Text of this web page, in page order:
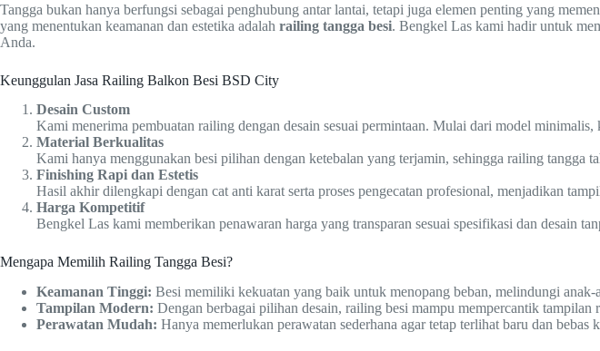
Tangga bukan hanya berfungsi sebagai penghubung antar lantai, tetapi juga elemen penting yang
yang menentukan keamanan dan estetika adalah railing tangga besi. Bengkel Las kami hadir untuk
Anda.
Keunggulan Jasa Railing Balkon Besi BSD City
Desain Custom
Kami menerima pembuatan railing dengan desain sesuai permintaan. Mulai dari model
Material Berkualitas
Kami hanya menggunakan besi pilihan dengan ketebalan yang terjamin, sehingga railing tangga
Finishing Rapi dan Estetis
Hasil akhir dilengkapi dengan cat anti karat serta proses pengecatan profesional, menjadikan
Harga Kompetitif
Bengkel Las kami memberikan penawaran harga yang transparan sesuai spesifikasi dan desain
Mengapa Memilih Railing Tangga Besi?
Keamanan Tinggi: Besi memiliki kekuatan yang baik untuk menopang beban, melindungi anak-
Tampilan Modern: Dengan berbagai pilihan desain, railing besi mampu mempercantik tampilan
Perawatan Mudah: Hanya memerlukan perawatan sederhana agar tetap terlihat baru dan bebas